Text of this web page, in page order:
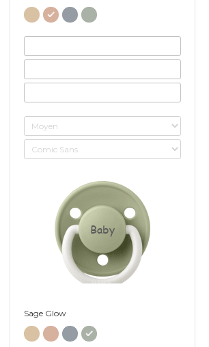
Baby
Sage Glow